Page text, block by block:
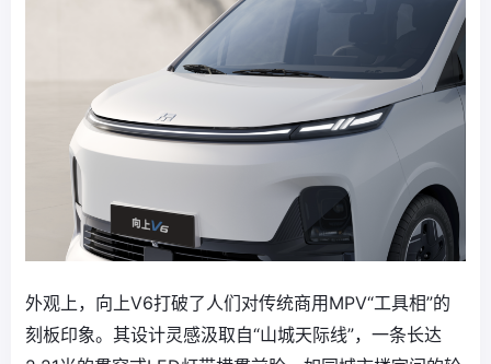
外观上，向上V6打破了人们对传统商用MPV“工具相”的
刻板印象。其设计灵感汲取自“山城天际线”，一条长达